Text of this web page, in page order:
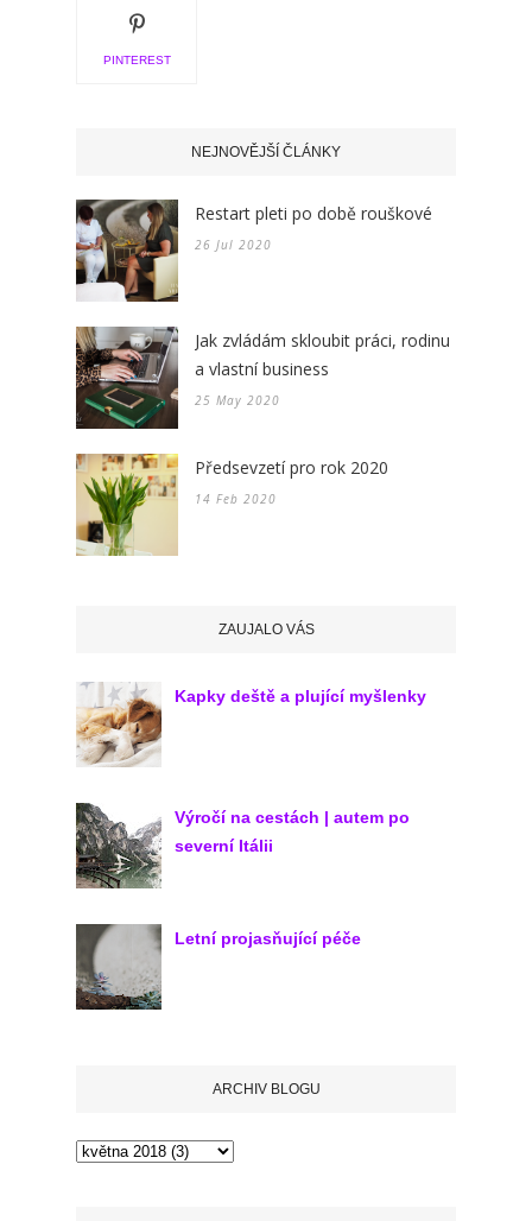
PINTEREST
NEJNOVĚJŠÍ ČLÁNKY
Restart pleti po době rouškové
26 Jul 2020
Jak zvládám skloubit práci, rodinu
a vlastní business
25 May 2020
Předsevzetí pro rok 2020
14 Feb 2020
ZAUJALO VÁS
Kapky deště a plující myšlenky
Výročí na cestách | autem po
severní Itálii
Letní projasňující péče
ARCHIV BLOGU